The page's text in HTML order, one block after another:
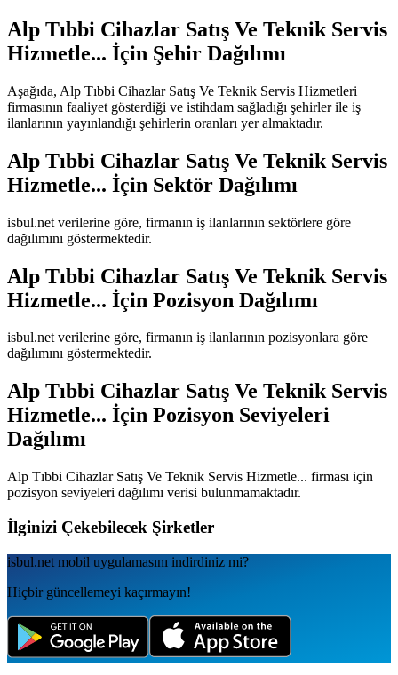
Alp Tıbbi Cihazlar Satış Ve Teknik Servis
Hizmetle... İçin Şehir Dağılımı
Aşağıda, Alp Tıbbi Cihazlar Satış Ve Teknik Servis Hizmetleri
firmasının faaliyet gösterdiği ve istihdam sağladığı şehirler ile iş
ilanlarının yayınlandığı şehirlerin oranları yer almaktadır.
Alp Tıbbi Cihazlar Satış Ve Teknik Servis
Hizmetle... İçin Sektör Dağılımı
isbul.net verilerine göre, firmanın iş ilanlarının sektörlere göre
dağılımını göstermektedir.
Alp Tıbbi Cihazlar Satış Ve Teknik Servis
Hizmetle... İçin Pozisyon Dağılımı
isbul.net verilerine göre, firmanın iş ilanlarının pozisyonlara göre
dağılımını göstermektedir.
Alp Tıbbi Cihazlar Satış Ve Teknik Servis
Hizmetle... İçin Pozisyon Seviyeleri
Dağılımı
Alp Tıbbi Cihazlar Satış Ve Teknik Servis Hizmetle... firması için
pozisyon seviyeleri dağılımı verisi bulunmamaktadır.
İlginizi Çekebilecek Şirketler
isbul.net mobil uygulamаsını indirdiniz mi?
Hiçbir güncellemeyi kaçırmayın!